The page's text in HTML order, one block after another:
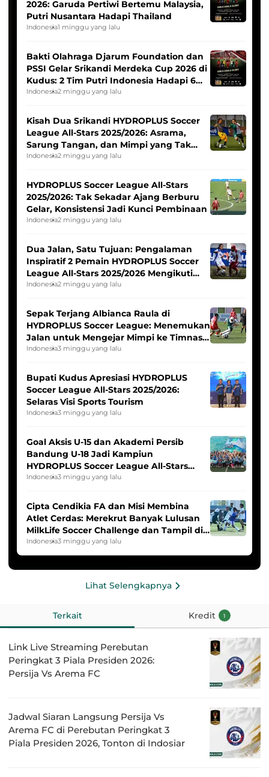
2026: Garuda Pertiwi Bertemu Malaysia,
Putri Nusantara Hadapi Thailand
Indonesia1 minggu yang lalu
Bakti Olahraga Djarum Foundation dan
PSSI Gelar Srikandi Merdeka Cup 2026 di
Kudus: 2 Tim Putri Indonesia Hadapi 6
Tim Asia
Indonesia2 minggu yang lalu
Kisah Dua Srikandi HYDROPLUS Soccer
League All-Stars 2025/2026: Asrama,
Sarung Tangan, dan Mimpi yang Tak
Pernah Padam
Indonesia2 minggu yang lalu
HYDROPLUS Soccer League All-Stars
2025/2026: Tak Sekadar Ajang Berburu
Gelar, Konsistensi Jadi Kunci Pembinaan
Indonesia2 minggu yang lalu
Dua Jalan, Satu Tujuan: Pengalaman
Inspiratif 2 Pemain HYDROPLUS Soccer
League All-Stars 2025/2026 Mengikuti
Seleksi Timnas Indonesia Putri
Indonesia2 minggu yang lalu
Sepak Terjang Albianca Raula di
HYDROPLUS Soccer League: Menemukan
Jalan untuk Mengejar Mimpi ke Timnas
Indonesia Putri
Indonesia3 minggu yang lalu
Bupati Kudus Apresiasi HYDROPLUS
Soccer League All-Stars 2025/2026:
Selaras Visi Sports Tourism
Indonesia3 minggu yang lalu
Goal Aksis U-15 dan Akademi Persib
Bandung U-18 Jadi Kampiun
HYDROPLUS Soccer League All-Stars
2025/2026
Indonesia3 minggu yang lalu
Cipta Cendikia FA dan Misi Membina
Atlet Cerdas: Merekrut Banyak Lulusan
MilkLife Soccer Challenge dan Tampil di
HYDROPLUS Soccer League
Indonesia3 minggu yang lalu
Lihat Selengkapnya
Terkait Kredit 1
Link Live Streaming Perebutan
Peringkat 3 Piala Presiden 2026:
Persija Vs Arema FC
Jadwal Siaran Langsung Persija Vs
Arema FC di Perebutan Peringkat 3
Piala Presiden 2026, Tonton di Indosiar